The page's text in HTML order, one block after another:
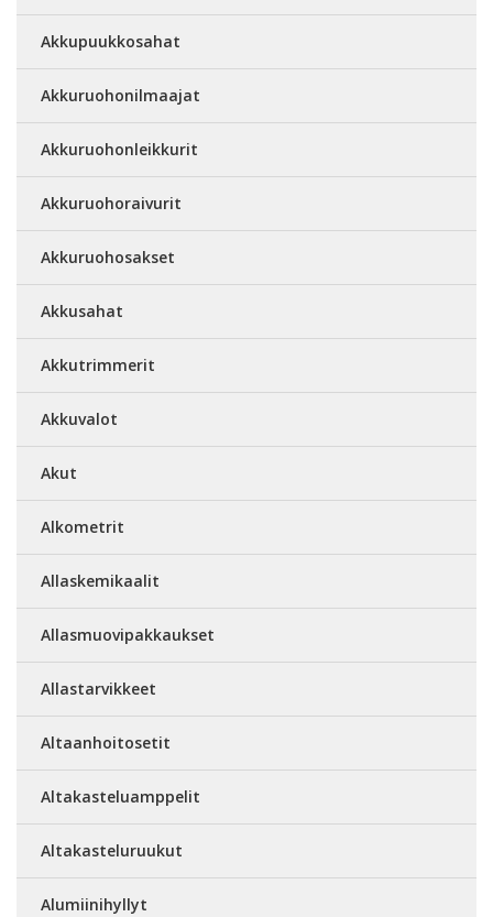
Akkupuukkosahat
Akkuruohonilmaajat
Akkuruohonleikkurit
Akkuruohoraivurit
Akkuruohosakset
Akkusahat
Akkutrimmerit
Akkuvalot
Akut
Alkometrit
Allaskemikaalit
Allasmuovipakkaukset
Allastarvikkeet
Altaanhoitosetit
Altakasteluamppelit
Altakasteluruukut
Alumiinihyllyt